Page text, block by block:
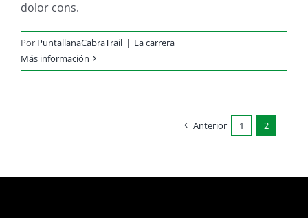
dolor cons.
Por PuntallanaCabraTrail | La carrera
Más información
Anterior 1 2